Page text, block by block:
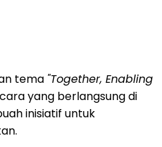
tema "Together, Enabling
yang berlangsung di
inisiatif untuk